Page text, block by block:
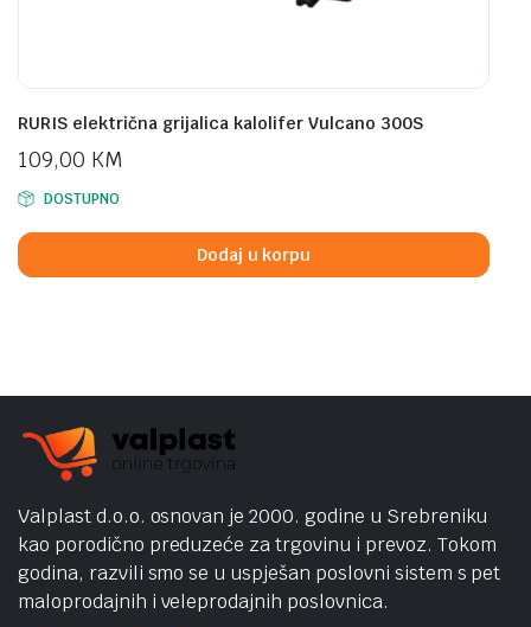
RURIS električna grijalica kalolifer Vulcano 300S
109,00 KM
DOSTUPNO
Dodaj u korpu
Valplast d.o.o. osnovan je 2000. godine u Srebreniku
kao porodično preduzeće za trgovinu i prevoz. Tokom
godina, razvili smo se u uspješan poslovni sistem s pet
maloprodajnih i veleprodajnih poslovnica.